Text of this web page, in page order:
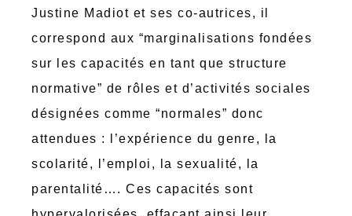
Justine Madiot et ses co-autrices, il
correspond aux “marginalisations fondées
sur les capacités en tant que structure
normative” de rôles et d’activités sociales
désignées comme “normales” donc
attendues : l’expérience du genre, la
scolarité, l’emploi, la sexualité, la
parentalité…. Ces capacités sont